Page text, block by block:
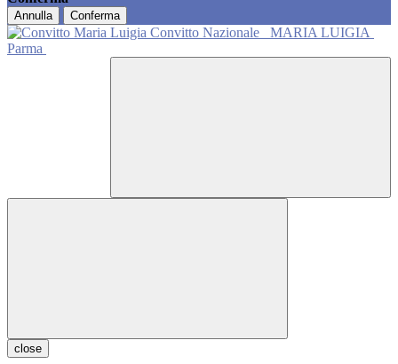
Annulla Conferma
Convitto Nazionale
MARIA LUIGIA
Parma
close